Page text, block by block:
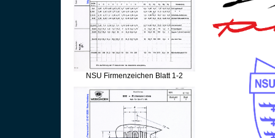
NSU Firmenzeichen Blatt 1-2